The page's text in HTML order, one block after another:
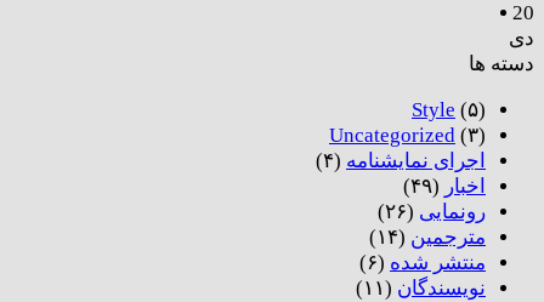
20
دی
دسته ها
Style (۵)
Uncategorized (۳)
اجرای نمایشنامه (۴)
اخبار (۴۹)
رونمایی (۲۶)
مترجمین (۱۴)
منتشر شده (۶)
نویسندگان (۱۱)